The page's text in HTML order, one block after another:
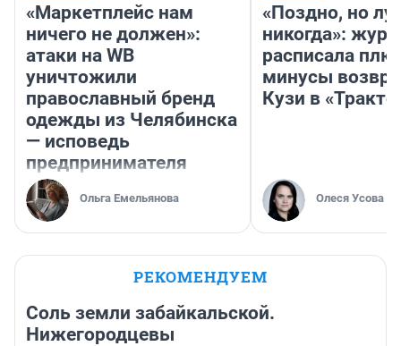
«Маркетплейс нам
ничего не должен»:
атаки на WB
уничтожили
православный бренд
одежды из Челябинска
— исповедь
предпринимателя
Ольга Емельянова
«Поздно, но
никогда»:
расписала
минусы
Кузи в
Олеся Усова
РЕКОМЕНДУЕМ
Соль земли забайкальской.
Нижегородцевы